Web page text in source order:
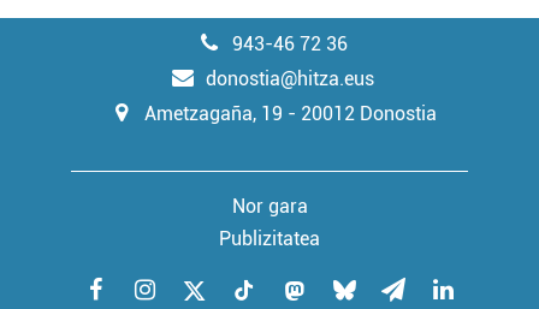
943-46 72 36
donostia@hitza.eus
Ametzagaña, 19 - 20012 Donostia
Nor gara
Publizitatea